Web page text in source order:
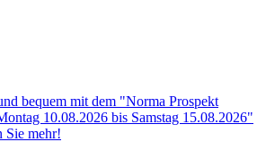
bequem mit dem "Norma Prospekt
10.08.2026 bis Samstag 15.08.2026"
Sie mehr!